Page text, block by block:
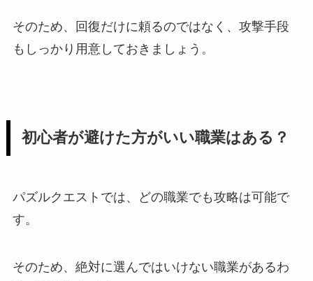
そのため、回復だけに頼るのではなく、攻撃手段
もしっかり用意しておきましょう。
初心者が避けた方がいい職業はある？
パズルクエストでは、どの職業でも攻略は可能で
す。
そのため、絶対に選んではいけない職業があるわ